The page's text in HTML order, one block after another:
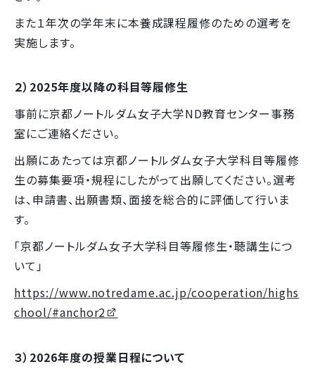
また１年次の学年末に本養成課程履修のための選考を
実施します。
２）2025年度以降の科目等履修生
事前に京都ノートルダム女子大学ND教育センター事務
室にご連絡ください。
出願にあたっては京都ノートルダム女子大学科目等履修
生の募集要項・規程にしたがって出願してください。選考
は、申請書、出願書類、面接を総合的に評価して行いま
す。
「京都ノートルダム女子大学科目等履修生・聴講生につ
いて」
https://www.notredame.ac.jp/cooperation/highs
chool/#anchor2
３）2026年度の授業日程について